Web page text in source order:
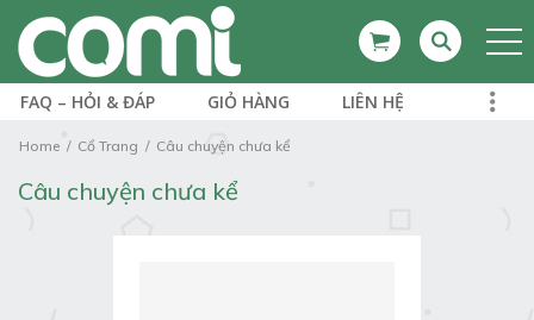
FAQ – HỎI & ĐÁP GIỎ HÀNG LIÊN HỆ
Home Cổ Trang Câu chuyện chưa kể
Câu chuyện chưa kể